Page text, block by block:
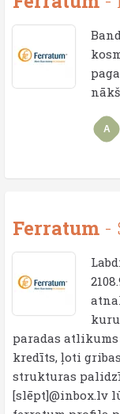
A
Ferratum -
paradas
kredīts, ļoti
strukturas
[slēpt]@inbox.lv